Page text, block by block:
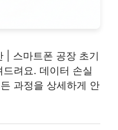
| 스마트폰 공장 초기
려요. 데이터 손실
과정을 상세하게 안